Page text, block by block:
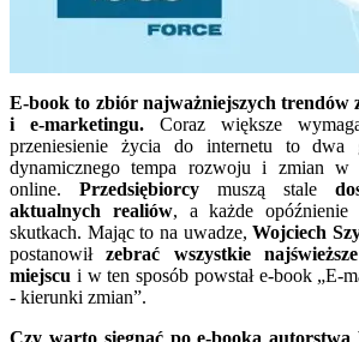
E-book to zbiór najważniejszych trendów
i e-marketingu. Coraz większe
przeniesienie życia do internetu to dwa
dynamicznego tempa rozwoju i zmian w
online. Przedsiębiorcy muszą stale
aktualnych realiów, a każde
skutkach. Mając to na uwadze,Wojciech
postanowiłzebrać wszystkie
miejscu i w ten sposób powstał e-book „E-
- kierunki zmian”.